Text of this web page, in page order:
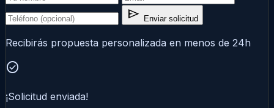
send Enviar solicitud
Recibirás propuesta personalizada en menos de 24h
check_circle
¡Solicitud enviada!